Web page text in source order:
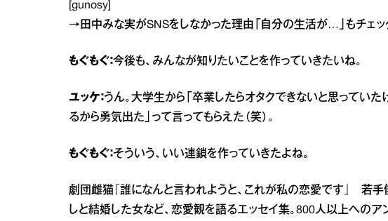
[gunosy]
→ 田中みな実がSNSをしなかった理由「自分の生活が…」 もチェッ
もぐもぐ：今後も、みんなが知りたいことを作っていきたいね。
ユッケ：うん。大学生から「卒業したらオタクできないと思ってい
るから勇気出た」って言ってもらえた（笑）。
もぐもぐ：そういう、いい連鎖を作っていきたよね。
劇団雌猫『誰になんと言われようと、これが私の恋愛です』 若
しと結婚した女など、恋愛観を語るエッセイ集。800人以上への